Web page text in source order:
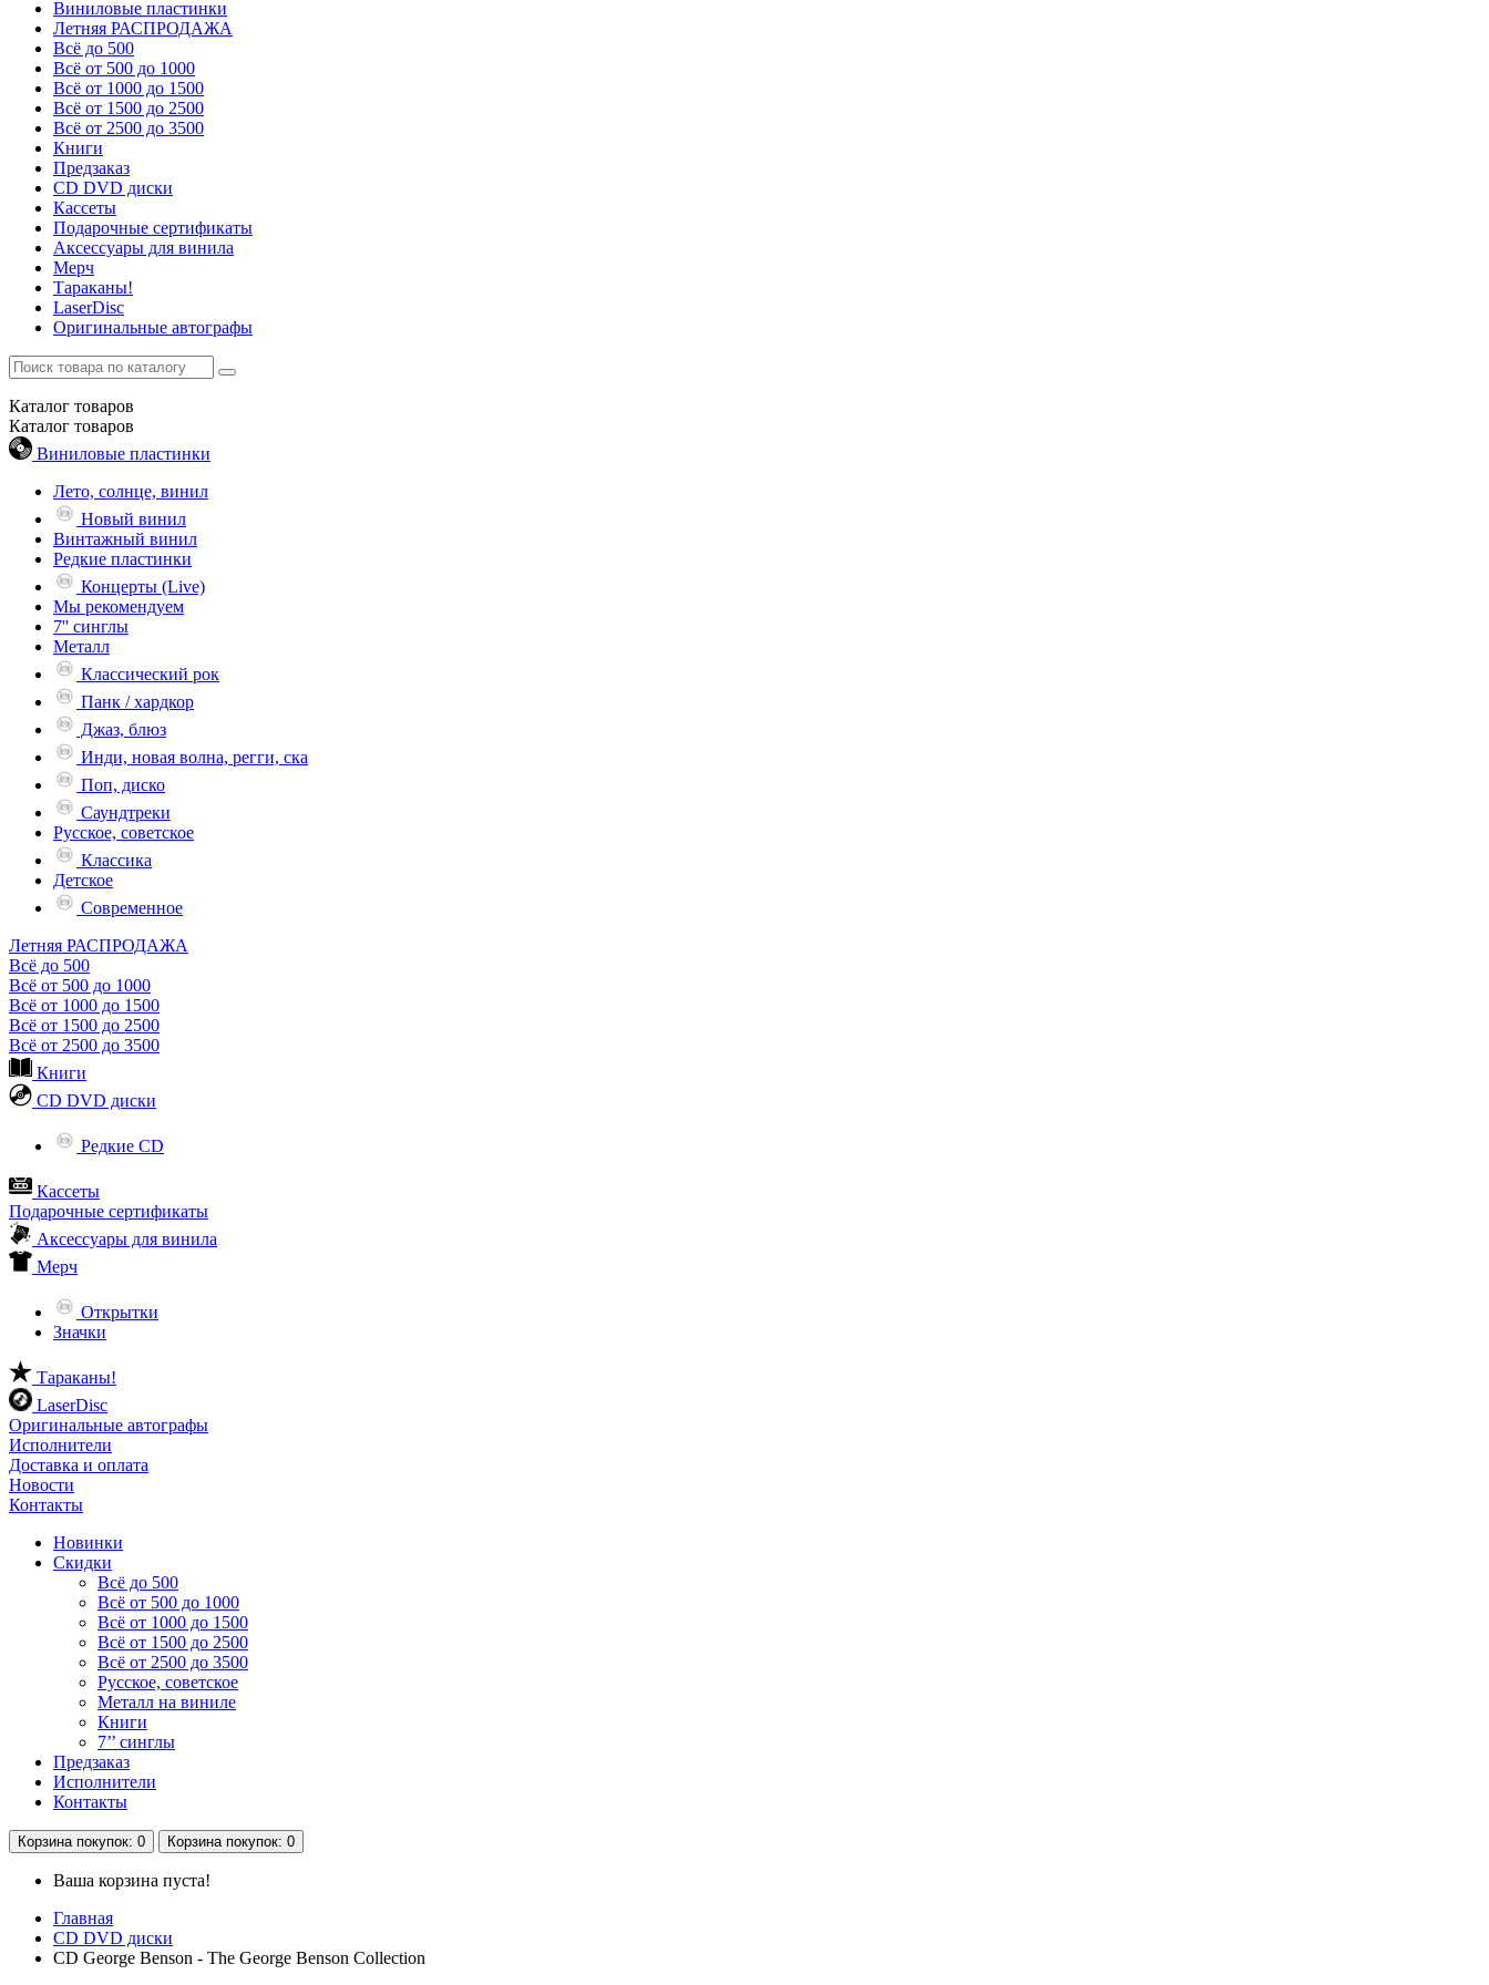
Виниловые пластинки
Летняя РАСПРОДАЖА
Всё до 500
Всё от 500 до 1000
Всё от 1000 до 1500
Всё от 1500 до 2500
Всё от 2500 до 3500
Книги
Предзаказ
CD DVD диски
Кассеты
Подарочные сертификаты
Аксессуары для винила
Мерч
Тараканы!
LaserDisc
Оригинальные автографы
Каталог товаров
Каталог товаров
Виниловые пластинки
Лето, солнце, винил
Новый винил
Винтажный винил
Редкие пластинки
Концерты (Live)
Мы рекомендуем
7'' синглы
Металл
Классический рок
Панк / хардкор
Джаз, блюз
Инди, новая волна, регги, ска
Поп, диско
Саундтреки
Русское, советское
Классика
Детское
Современное
Летняя РАСПРОДАЖА
Всё до 500
Всё от 500 до 1000
Всё от 1000 до 1500
Всё от 1500 до 2500
Всё от 2500 до 3500
Книги
CD DVD диски
Редкие CD
Кассеты
Подарочные сертификаты
Аксессуары для винила
Мерч
Открытки
Значки
Тараканы!
LaserDisc
Оригинальные автографы
Исполнители
Доставка и оплата
Новости
Контакты
Новинки
Скидки
Всё до 500
Всё от 500 до 1000
Всё от 1000 до 1500
Всё от 1500 до 2500
Всё от 2500 до 3500
Русское, советское
Металл на виниле
Книги
7’’ синглы
Предзаказ
Исполнители
Контакты
Корзина покупок: 0 Корзина покупок: 0
Ваша корзина пуста!
Главная
CD DVD диски
CD George Benson - The George Benson Collection